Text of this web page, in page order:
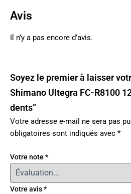
Avis
Il n’y a pas encore d’avis.
Soyez le premier à laisser
Shimano Ultegra FC-R8100
dents”
Votre adresse e-mail ne sera pas
obligatoires sont indiqués avec *
Votre note *
Votre avis*